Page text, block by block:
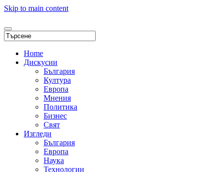
Skip to main content
Home
Дискусии
България
Култура
Европа
Мнения
Политика
Бизнес
Свят
Изгледи
България
Европа
Наука
Технологии